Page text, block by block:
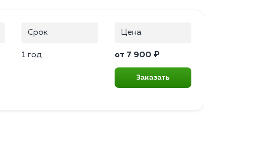
Срок
1 год
Цена
от 7 900 ₽
Заказать